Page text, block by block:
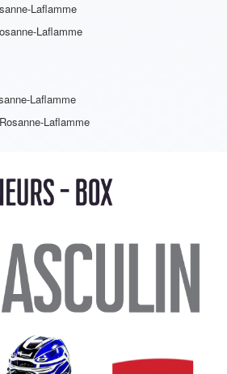
Laflamme
Laflamme
Laflamme
Laflamme